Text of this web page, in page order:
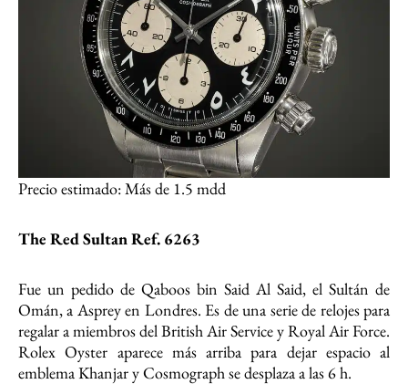
Precio estimado: Más de 1.5 mdd
The Red Sultan Ref. 6263
Fue un pedido de Qaboos bin Said Al Said, el Sultán de
Omán, a Asprey en Londres. Es de una serie de relojes para
regalar a miembros del British Air Service y Royal Air Force.
Rolex Oyster aparece más arriba para dejar espacio al
emblema Khanjar y Cosmograph se desplaza a las 6 h.